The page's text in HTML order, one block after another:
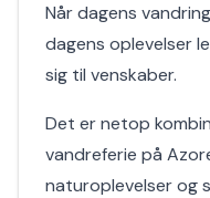
Når dagens
dagens oplevelser
sig til venskaber.
Det er netop
vandreferie på
naturoplevelser og